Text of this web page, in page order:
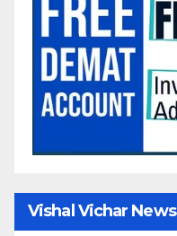
Vishal Vichar News